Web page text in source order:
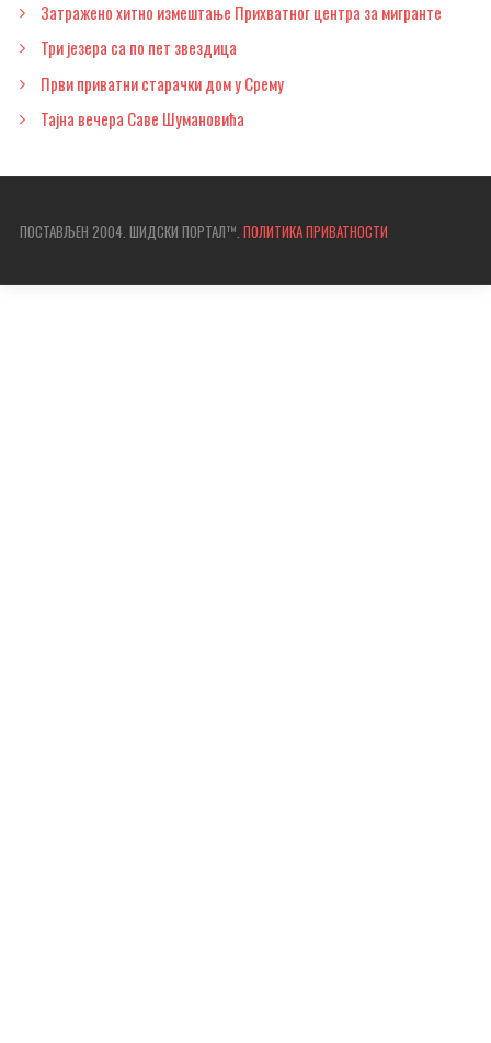
Затражено хитно измештање Прихватног центра за мигранте
Три језера са по пет звездица
Први приватни старачки дом у Срему
Тајна вечера Саве Шумановића
ПОСТАВЉЕН 2004. ШИДСКИ ПОРТАЛ™. ПОЛИТИКА ПРИВАТНОСТИ